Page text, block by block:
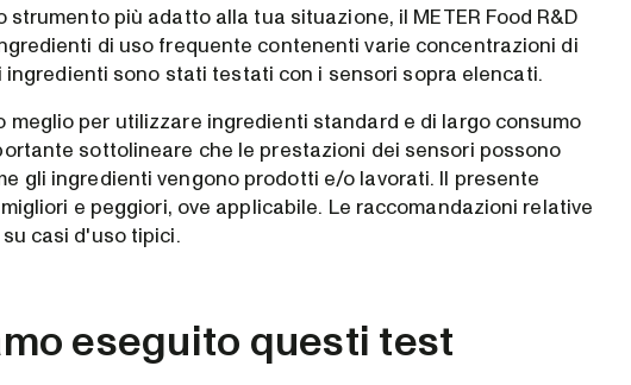
più adatto alla tua situazione, il METER Food R&D
di uso frequente contenenti varie concentrazioni di
ingredienti sono stati testati con i sensori sopra elencati.
meglio per utilizzare ingredienti standard e di largo consumo
sottolineare che le prestazioni dei sensori possono
gli ingredienti vengono prodotti e/o lavorati. Il presente
e peggiori, ove applicabile. Le raccomandazioni relative
casi d'uso tipici.
eseguito questi test